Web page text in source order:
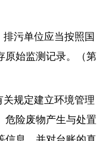
污单位应当按照国
原始监测记录。（第
规定建立环境管理
危险废物产生与处置